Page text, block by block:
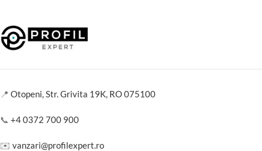
📍 Otopeni, Str. Grivita 19K, RO 075100
📞 +4 0372 700 900
✉️ vanzari@profilexpert.ro